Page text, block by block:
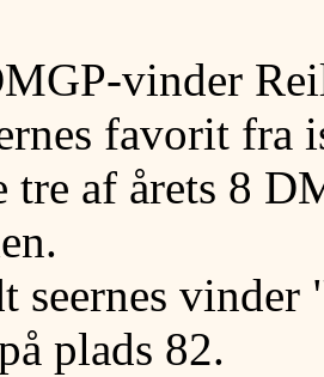
vinder
favorit fra
tre af årets 8
seernes
plads 82.